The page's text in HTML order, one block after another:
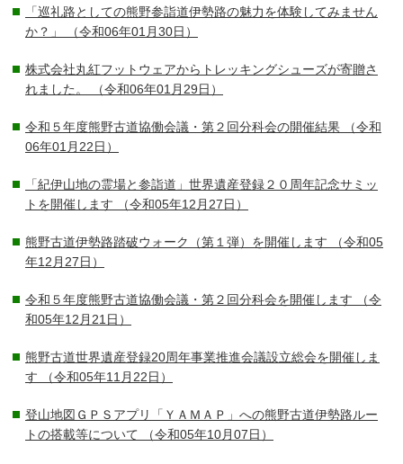
「巡礼路としての熊野参詣道伊勢路の魅力を体験してみません
か？」
（令和06年01月30日）
株式会社丸紅フットウェアからトレッキングシューズが寄贈さ
れました。
（令和06年01月29日）
令和５年度熊野古道協働会議・第２回分科会の開催結果 （令和
06年01月22日）
「紀伊山地の霊場と参詣道」世界遺産登録２０周年記念サミッ
トを開催します （令和05年12月27日）
熊野古道伊勢路踏破ウォーク（第１弾）を開催します （令和05
年12月27日）
令和５年度熊野古道協働会議・第２回分科会を開催します （令
和05年12月21日）
熊野古道世界遺産登録20周年事業推進会議設立総会を開催しま
す （令和05年11月22日）
登山地図ＧＰＳアプリ「ＹＡＭＡＰ」への熊野古道伊勢路ルー
トの搭載等について （令和05年10月07日）